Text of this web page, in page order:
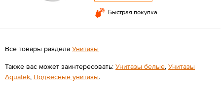
Быстрая покупка
Все товары раздела Унитазы
Также вас может заинтересовать: Унитазы белые, Унитазы
Aquatek, Подвесные унитазы.